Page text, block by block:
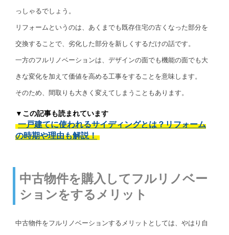
っしゃるでしょう。
リフォームというのは、あくまでも既存住宅の古くなった部分を
交換することで、劣化した部分を新しくするだけの話です。
一方のフルリノベーションは、デザインの面でも機能の面でも大
きな変化を加えて価値を高める工事をすることを意味します。
そのため、間取りも大きく変えてしまうこともあります。
▼この記事も読まれています
一戸建てに使われるサイディングとは？リフォーム
の時期や理由も解説！
中古物件を購入してフルリノベー
ションをするメリット
中古物件をフルリノベーションするメリットとしては、やはり自